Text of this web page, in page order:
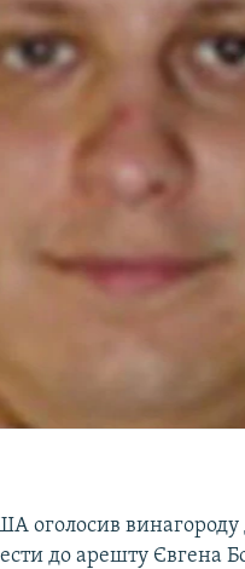
винагороду
до арешту Євгена